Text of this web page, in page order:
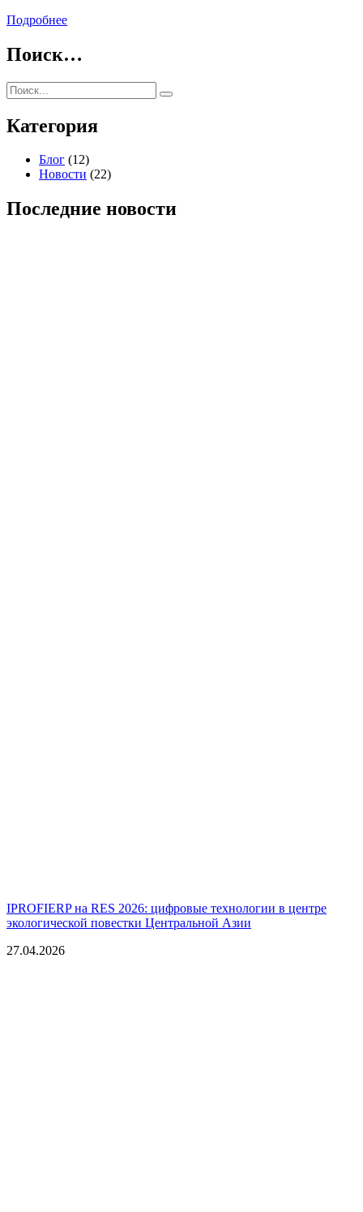
Подробнее
Поиск…
Категория
Блог (12)
Новости (22)
Последние новости
IPROFIERP на RES 2026: цифровые технологии в центре
экологической повестки Центральной Азии
27.04.2026